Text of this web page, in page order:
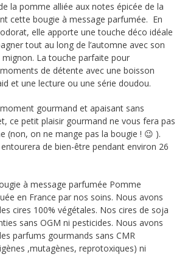
la pomme alliée aux notes épicée de la
cette bougie à message parfumée. En
elle apporte une touche déco idéale
tout au long de l’automne avec son
La touche parfaite pour
de détente avec une boisson
et une lecture ou une série doudou.
gourmand et apaisant sans
ce petit plaisir gourmand ne vous fera pas
(non, on ne mange pas la bougie ! 😉 ).
de bien-être pendant environ 26
à message parfumée Pomme
en France par nos soins. Nous avons
cires 100% végétales. Nos cires de soja
sans OGM ni pesticides. Nous avons
parfums gourmands sans CMR
,mutagènes, reprotoxiques) ni